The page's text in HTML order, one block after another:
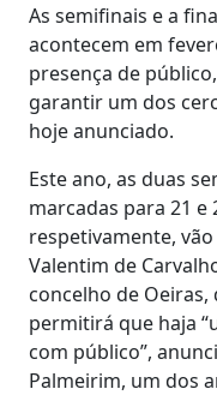
As semifinais e a
acontecem em
presença de
garantir um dos
hoje anunciado.
Este ano, as duas
marcadas para 21 e
respetivamente,
Valentim de
concelho de
permitirá que haja
com público”,
Palmeirim, um dos